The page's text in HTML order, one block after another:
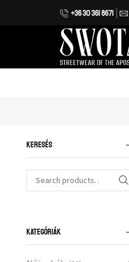
+36 30 361 8671
házhozszállítás 20.000 forint
KERESÉS
KATEGÓRIÁK